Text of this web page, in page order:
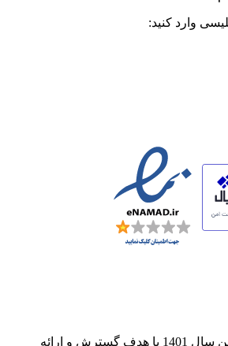
وارد کنید:
وبسایت مادکلاب در بهمن سال 1401 با هدف گسترش و ارائه